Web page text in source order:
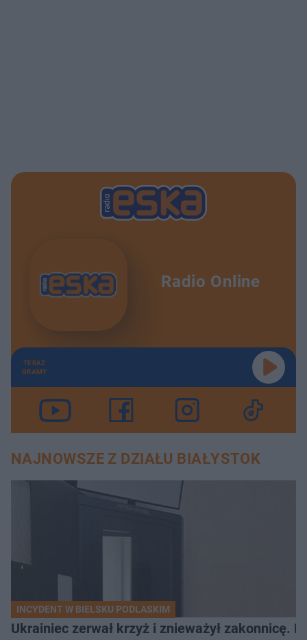
Radio Online
TERAZ
GRAMY
NAJNOWSZE Z DZIAŁU BIAŁYSTOK
INCYDENT W BIELSKU PODLASKIM
Ukrainiec zerwał krzyż i znieważył zakonnicę.